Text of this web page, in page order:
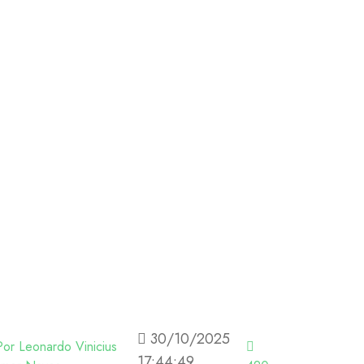
Leonardo Vinicius
30/10/2025